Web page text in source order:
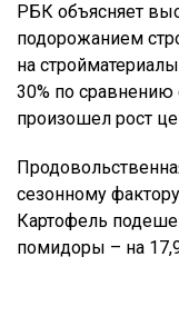
РБК объясняет
подорожанием
на
30% по
произошел рост
сезонному
Картофель
помидоры – на